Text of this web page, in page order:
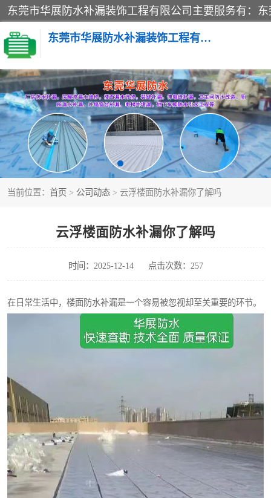
东莞市华展防水补漏装饰工程有限公司
当前位置： 首页 > 公司动态 > 云浮楼面防水补漏你了解吗
云浮楼面防水补漏你了解吗
时间：2025-12-14 点击次数：257
在日常生活中，楼面防水补漏是一个容易被忽视却至关重要的环节。
楼面防水补漏
阳台卫生间防水补漏
金属房搭建及补漏